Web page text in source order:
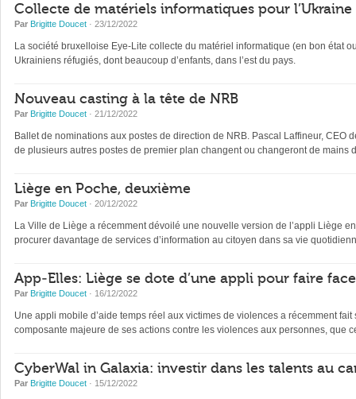
Collecte de matériels informatiques pour l’Ukraine
Par Brigitte Doucet · 23/12/2022
La société bruxelloise Eye-Lite collecte du matériel informatique (en bon état
Ukrainiens réfugiés, dont beaucoup d’enfants, dans l’est du pays.
Nouveau casting à la tête de NRB
Par Brigitte Doucet · 21/12/2022
Ballet de nominations aux postes de direction de NRB. Pascal Laffineur,
de plusieurs autres postes de premier plan changent ou changeront de mains
Liège en Poche, deuxième
Par Brigitte Doucet · 20/12/2022
La Ville de Liège a récemment dévoilé une nouvelle version de l’appli Liège
procurer davantage de services d’information au citoyen dans sa vie
App-Elles: Liège se dote d’une appli pour faire
Par Brigitte Doucet · 16/12/2022
Une appli mobile d’aide temps réel aux victimes de violences a récemment
composante majeure de ses actions contre les violences aux personnes, que
CyberWal in Galaxia: investir dans les talents au
Par Brigitte Doucet · 15/12/2022